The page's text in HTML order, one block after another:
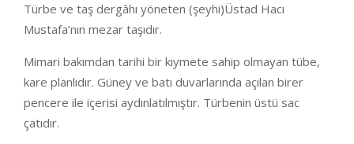
Türbe ve taş dergâhı yöneten (şeyhi)Üstad Hacı
Mustafa’nın mezar taşıdır.
Mimari bakımdan tarihi bir kıymete sahip olmayan tübe,
kare planlıdır. Güney ve batı duvarlarında açılan birer
pencere ile içerisi aydınlatılmıştır. Türbenin üstü sac
çatıdır.